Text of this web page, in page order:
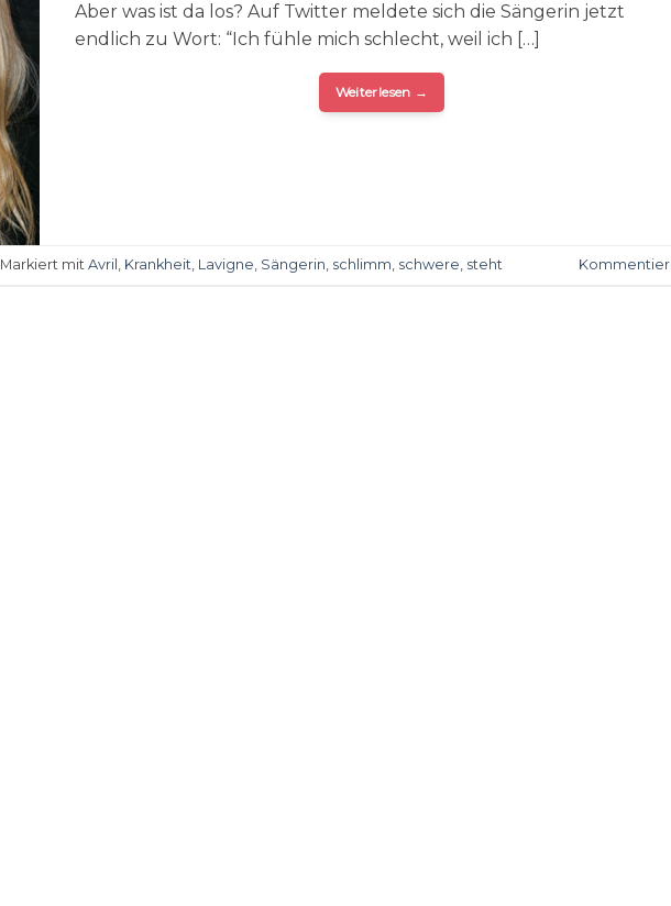
Aber was ist da los? Auf Twitter meldete sich die Sängerin jetzt
endlich zu Wort: “Ich fühle mich schlecht, weil ich […]
Weiterlesen →
Markiert mit Avril Krankheit Lavigne Sängerin schlimm schwere steht